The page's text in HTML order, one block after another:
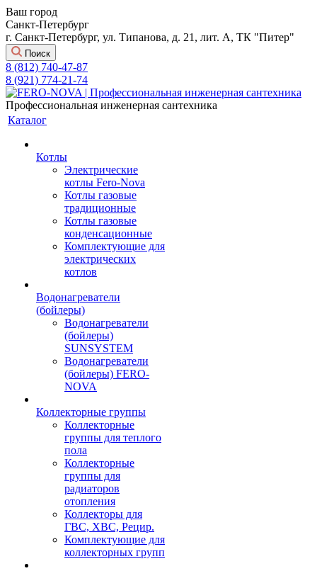
Ваш город
Санкт-Петербург
г. Санкт-Петербург, ул. Типанова, д. 21, лит. А, ТК "Питер"
Поиск
8 (812) 740-47-87
8 (921) 774-21-74
Профессиональная инженерная сантехника
Каталог
Котлы
Электрические
котлы Fero-Nova
Котлы газовые
традиционные
Котлы газовые
конденсационные
Комплектующие для
электрических
котлов
Водонагреватели
(бойлеры)
Водонагреватели
(бойлеры)
SUNSYSTEM
Водонагреватели
(бойлеры) FERO-
NOVA
Коллекторные группы
Коллекторные
группы для теплого
пола
Коллекторные
группы для
радиаторов
отопления
Коллекторы для
ГВС, ХВС, Рецир.
Комплектующие для
коллекторных групп